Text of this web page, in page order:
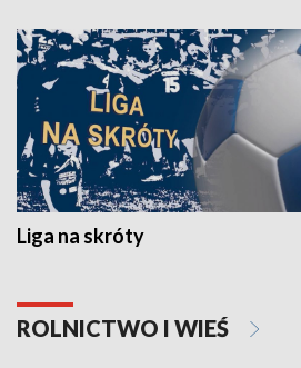
Liga na skróty
ROLNICTWO I WIEŚ